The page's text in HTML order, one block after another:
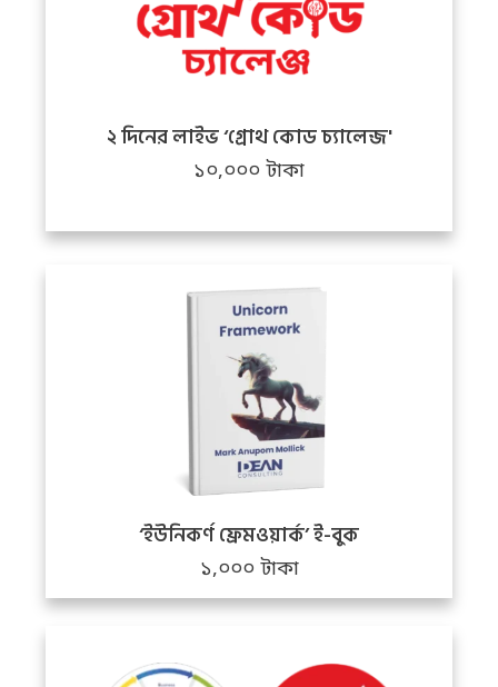
২ দিনের লাইভ ‘গ্রোথ কোড চ্যালেন্জ'
১০,০০০ টাকা
‘ইউনিকর্ণ ফ্রেমওয়ার্ক’ ই-বুক
১,০০০ টাকা